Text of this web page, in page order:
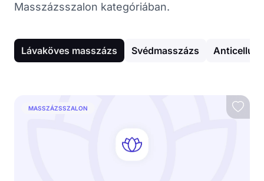
Masszázsszalon kategóriában.
Lávaköves masszázs Svédmasszázs Anticellulit
MASSZÁZSSZALON